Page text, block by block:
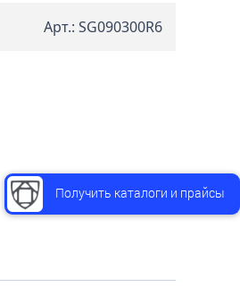
Арт.: SG090300R6
Получить каталоги и прайсы